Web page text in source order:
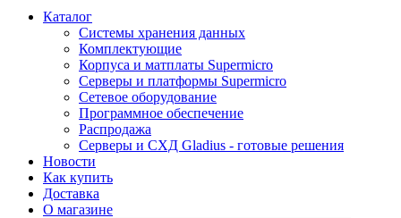
Каталог
Системы хранения данных
Комплектующие
Корпуса и матплаты Supermicro
Серверы и платформы Supermicro
Сетевое оборудование
Программное обеспечение
Распродажа
Серверы и СХД Gladius - готовые решения
Новости
Как купить
Доставка
О магазине